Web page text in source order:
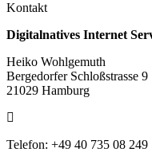
Kontakt
Digitalnatives Internet
Heiko Wohlgemuth
Bergedorfer Schloßstrasse 9
21029 Hamburg
Telefon: +49 40 735 08 249